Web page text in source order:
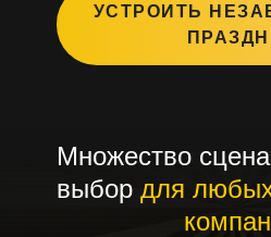
УСТРОИТЬ
Множество
выбор для